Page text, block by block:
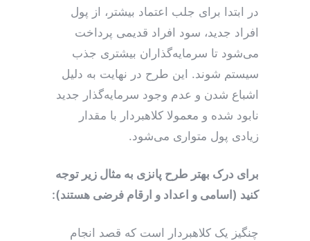
در ابتدا برای جلب اعتماد بیشتر، از پول
افراد جدید، سود افراد قدیمی پرداخت
می‌شود تا سرمایه‌گذاران بیشتری جذب
سیستم شوند. این طرح در نهایت به دلیل
اشباع شدن و عدم وجود سرمایه‌گذار جدید
نابود شده و معمولا کلاهبردار با مقدار
زیادی پول متواری می‌شود.
برای درک بهتر طرح پانزی به مثال زیر توجه
کنید (اسامی و اعداد و ارقام فرضی هستند):
چنگیز یک کلاهبردار است که قصد انجام